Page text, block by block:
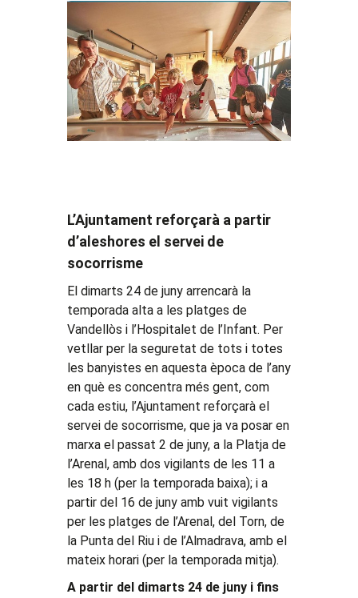
L’Ajuntament reforçarà a partir
d’aleshores el servei de
socorrisme
El dimarts 24 de juny arrencarà la
temporada alta a les platges de
Vandellòs i l’Hospitalet de l’Infant. Per
vetllar per la seguretat de tots i totes
les banyistes en aquesta època de l’any
en què es concentra més gent, com
cada estiu, l’Ajuntament reforçarà el
servei de socorrisme, que ja va posar en
marxa el passat 2 de juny, a la Platja de
l’Arenal, amb dos vigilants de les 11 a
les 18 h (per la temporada baixa); i a
partir del 16 de juny amb vuit vigilants
per les platges de l’Arenal, del Torn, de
la Punta del Riu i de l’Almadrava, amb el
mateix horari (per la temporada mitja).
A partir del dimarts 24 de juny i fins